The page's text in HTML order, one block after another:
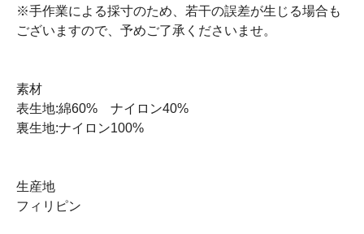
※手作業による採寸のため、若干の誤差が生じる場合も
ございますので、予めご了承くださいませ。
素材
表生地:綿60% ナイロン40%
裏生地:ナイロン100%
生産地
フィリピン